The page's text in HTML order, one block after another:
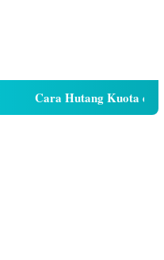
Cara Hutang Kuota di Telkomsel